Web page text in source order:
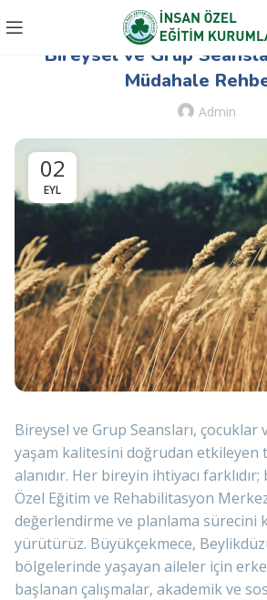
BIREYSEL VE GRUP
Bireysel ve Grup
Müdahale
Admin
02
EYL
Bireysel ve Grup Seansları, çocuklar
yaşam kalitesini doğrudan etkileyen
alanıdır. Her bireyin ihtiyacı
Özel Eğitim ve Rehabilitasyon
değerlendirme ve planlama sürecini
yürütürüz. Büyükçekmece,
bölgelerinde yaşayan aileler için
başlanan çalışmalar, akademik ve